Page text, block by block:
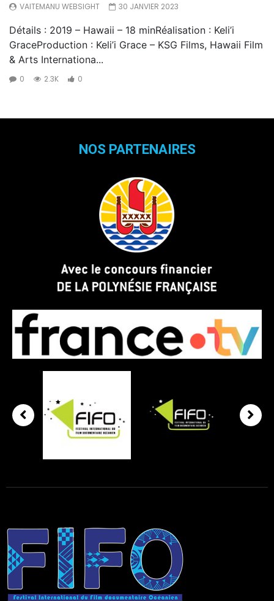
VAITEMANU WEBSIGHT 30 JANVIER 2023
Détails : 2019 – Hawaii – 18 minRéalisation : Keli’i
GraceProduction : Keli’i Grace – KSG Films, Hawaii Film
& Arts Internationa...
0 2.3K 0
NOS PARTENAIRES